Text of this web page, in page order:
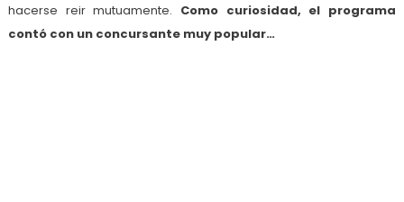
hacerse reir mutuamente. Como curiosidad, el programa
contó con un concursante muy popular…